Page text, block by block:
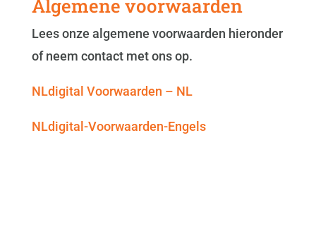
Algemene voorwaarden
Lees onze algemene voorwaarden hieronder
of neem contact met ons op.
NLdigital Voorwaarden – NL
NLdigital-Voorwaarden-Engels